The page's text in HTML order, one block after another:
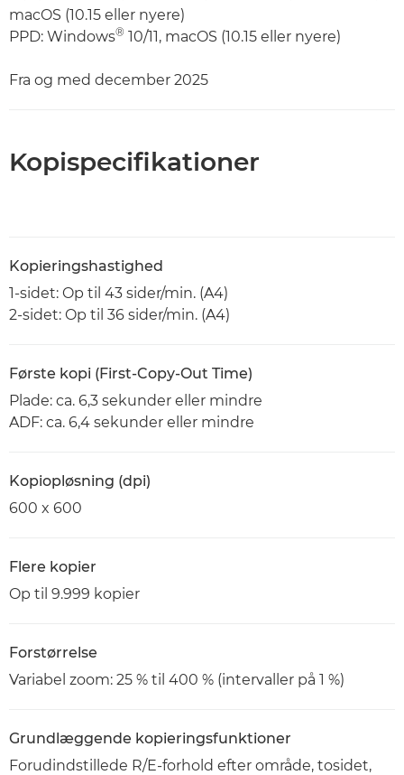
macOS (10.15 eller nyere)
PPD: Windows® 10/11, macOS (10.15 eller nyere)
Fra og med december 2025
Kopispecifikationer
Kopieringshastighed
1-sidet: Op til 43 sider/min. (A4)
2-sidet: Op til 36 sider/min. (A4)
Første kopi (First-Copy-Out Time)
Plade: ca. 6,3 sekunder eller mindre
ADF: ca. 6,4 sekunder eller mindre
Kopiopløsning (dpi)
600 x 600
Flere kopier
Op til 9.999 kopier
Forstørrelse
Variabel zoom: 25 % til 400 % (intervaller på 1 %)
Grundlæggende kopieringsfunktioner
Forudindstillede R/E-forhold efter område, tosidet,